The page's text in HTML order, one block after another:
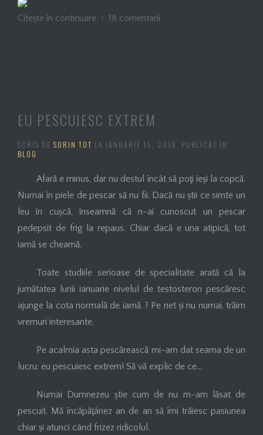
Citește în continuare 18 comentarii
EU PESCUIESC EXTREM
SCRIS DE SORIN TOT LA IANUARIE 15, 2018
. PUBLICAT ÎN
BLOG
Afară e minus, dar nu destul încât să poţi ieși la copcă.
Numai în piele de pescar să nu fii. Dacă nu știi ce simte un
leu în cușcă, înseamnă că n-ai cunoscut un pescar
pedepsit de frig la repaus. Chiar dacă e una atipică, tot
iarnă se cheamă.
Toate studiile serioase de specialitate arată că la
jumătatea lunii ianuarie nivelul de testosteron pescăresc
ajunge la cota normală de iarnă. ? Pe net și nu numai, trăim
vremuri interesante.
Pe acalmia asta pescărească mi-am dat seama de un
lucru: eu pescuiesc extrem! Să vă explic de ce…
Numai Dumnezeu știe cum de nu m-am lăsat de
pescuit. Mă încăpăţânez an de an să îmi trăiesc pasiunea
chiar și atunci când frizez ridicolul.